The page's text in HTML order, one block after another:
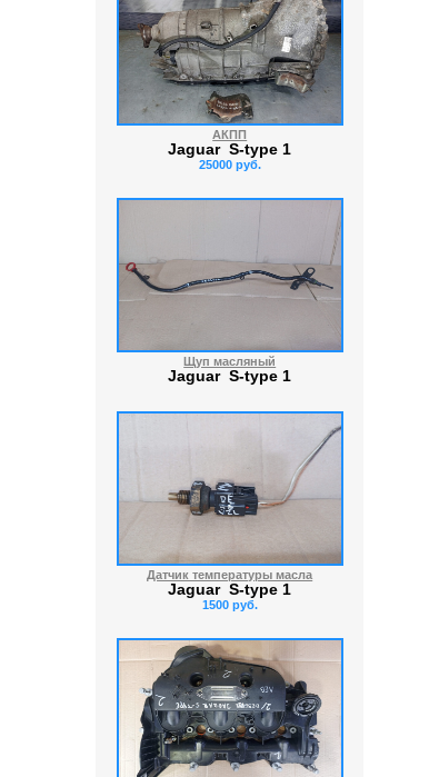
АКПП
Jaguar S-type 1
25000 руб.
Щуп масляный
Jaguar S-type 1
Датчик температуры масла
Jaguar S-type 1
1500 руб.